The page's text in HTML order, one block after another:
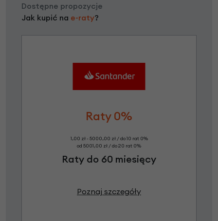
Dostępne propozycje
Jak kupić na e-raty?
Raty 0%
1,00 zł - 5000,00 zł / do 10 rat 0%
od 5001,00 zł / do 20 rat 0%
Raty do 60 miesięcy
Poznaj szczegóły